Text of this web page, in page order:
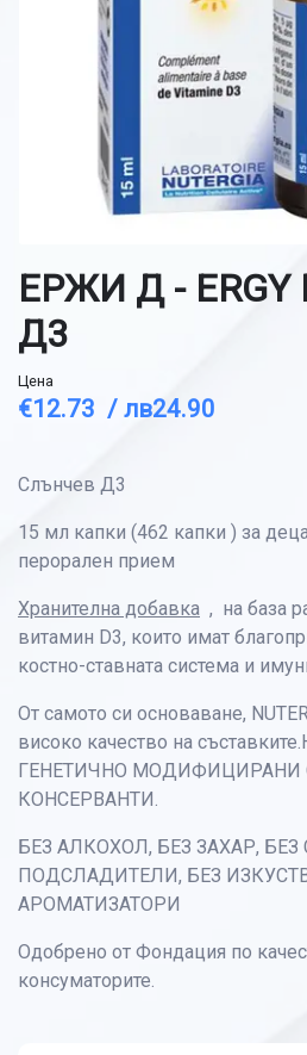
ЕРЖИ Д - ERGY
Д3
Цена
€12.73 / лв24.90
Слънчев Д3
15 мл капки (462 капки ) за
перорален прием
Хранителна добавка , на база
витамин D3, които имат
костно-ставната система и
От самото си основаване,
високо качество на
ГЕНЕТИЧНО МОДИФИЦИРАНИ
КОНСЕРВАНТИ.
БЕЗ АЛКОХОЛ, БЕЗ ЗАХАР,
ПОДСЛАДИТЕЛИ, БЕЗ
АРОМАТИЗАТОРИ
Одобрено от Фондация по
консуматорите.